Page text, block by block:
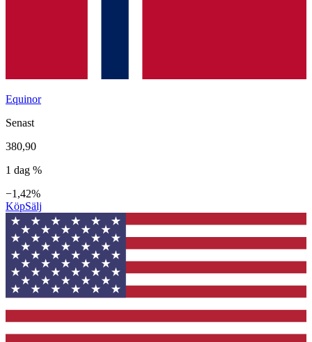
Equinor
Senast
380,90
1 dag %
−1,42%
KöpSälj